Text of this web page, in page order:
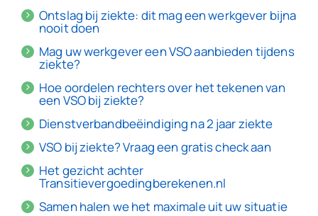
Ontslag bij ziekte: dit mag een werkgever bijna
nooit doen
Mag uw werkgever een VSO aanbieden tijdens
ziekte?
Hoe oordelen rechters over het tekenen van
een VSO bij ziekte?
Dienstverbandbeëindiging na 2 jaar ziekte
VSO bij ziekte? Vraag een gratis check aan
Het gezicht achter
Transitievergoedingberekenen.nl
Samen halen we het maximale uit uw situatie